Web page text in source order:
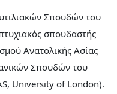
Σπουδών του
σπουδαστής
Ανατολικής Ασίας
Σπουδών του
University of London).